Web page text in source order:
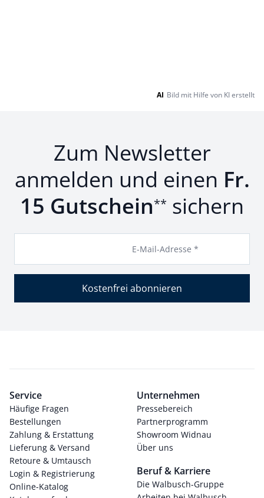
AI Bild mit Hilfe von KI erstellt
Zum Newsletter
anmelden und einen Fr.
15 Gutschein** sichern
E-Mail-Adresse *
Kostenfrei abonnieren
Service
Häufige Fragen
Bestellungen
Zahlung & Erstattung
Lieferung & Versand
Retoure & Umtausch
Login & Registrierung
Online-Katalog
Unternehmen
Pressebereich
Partnerprogramm
Showroom Widnau
Über uns
Beruf & Karriere
Die Walbusch-Gruppe